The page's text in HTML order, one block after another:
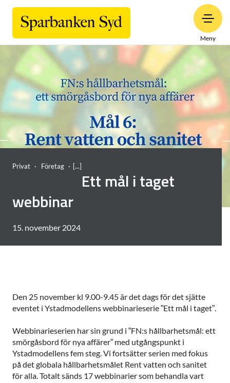
Meny
Privat Företag
Ett mål i taget
webbinar
15. november 2024
Den 25 november kl 9.00-9.45 är det dags för det sjätte
eventet i Ystadmodellens webbinarieserie ”Ett mål i taget”.
Webbinarieserien har sin grund i ”FN:s hållbarhetsmål: ett
smörgåsbord för nya affärer” med utgångspunkt i
Ystadmodellens fem steg. Vi fortsätter serien med fokus
på det globala hållbarhetsmålet Rent vatten och sanitet
för alla. Totalt sänds 17 webbinarier som behandla vart